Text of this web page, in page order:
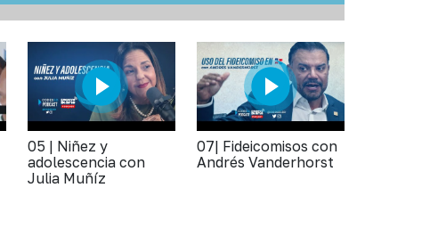
05 | Niñez y
adolescencia con
Julia Muñíz
07| Fideicomisos con
Andrés Vanderhorst